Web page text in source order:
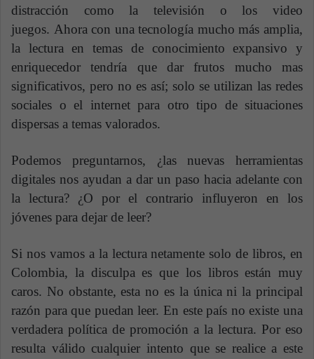
distracción como la televisión o los video
juegos. Ahora con una tecnología mucho más amplia,
la lectura en temas de conocimiento expansivo y
enriquecedor tendría que dar frutos mucho mas
significativos, pero no es así; solo se utilizan las redes
sociales o el internet para otro tipo de situaciones
dispersas a temas valorados.
Podemos preguntarnos, ¿las nuevas herramientas
digitales nos ayudan a dar un paso hacia adelante con
la lectura? ¿O por el contrario influyeron en los
jóvenes para dejar de leer?
Si nos vamos a la lectura netamente solo de libros, en
Colombia, la disculpa es que los libros están muy
caros. No obstante, esta no es la única ni la principal
razón para que puedan leer. En este país no existe una
verdadera política de promoción a la lectura. Por eso
resulta válido cualquier intento que se realice a este